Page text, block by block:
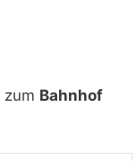
zum Bahnhof